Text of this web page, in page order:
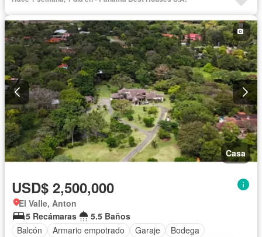
Casa
USD$ 2,500,000
El Valle, Anton
5 Recámaras
5.5 Baños
Balcón
Armario empotrado Garaje
Bodega